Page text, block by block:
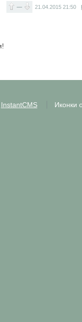
— 21.04.201521:50
InstantCMS Иконки